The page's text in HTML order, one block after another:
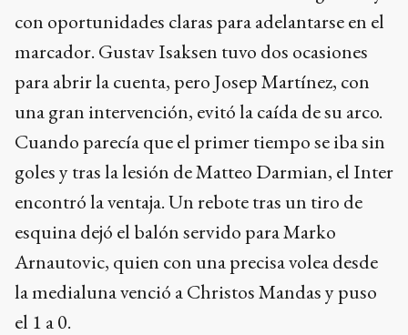
con oportunidades claras para adelantarse en el
marcador. Gustav Isaksen tuvo dos ocasiones
para abrir la cuenta, pero Josep Martínez, con
una gran intervención, evitó la caída de su arco.
Cuando parecía que el primer tiempo se iba sin
goles y tras la lesión de Matteo Darmian, el Inter
encontró la ventaja. Un rebote tras un tiro de
esquina dejó el balón servido para Marko
Arnautovic, quien con una precisa volea desde
la medialuna venció a Christos Mandas y puso
el 1 a 0.